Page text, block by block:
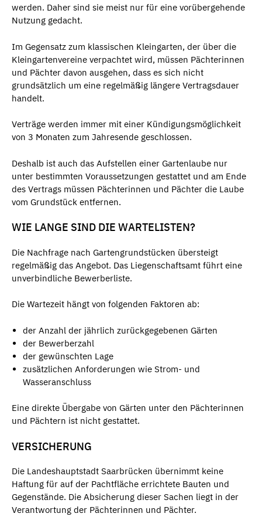
werden. Daher sind sie meist nur für eine vorübergehende
Nutzung gedacht.
Im Gegensatz zum klassischen Kleingarten, der über die
Kleingartenvereine verpachtet wird, müssen Pächterinnen
und Pächter davon ausgehen, dass es sich nicht
grundsätzlich um eine regelmäßig längere Vertragsdauer
handelt.
Verträge werden immer mit einer Kündigungsmöglichkeit
von 3 Monaten zum Jahresende geschlossen.
Deshalb ist auch das Aufstellen einer Gartenlaube nur
unter bestimmten Voraussetzungen gestattet und am Ende
des Vertrags müssen Pächterinnen und Pächter die Laube
vom Grundstück entfernen.
WIE LANGE SIND DIE WARTELISTEN?
Die Nachfrage nach Gartengrundstücken übersteigt
regelmäßig das Angebot. Das Liegenschaftsamt führt eine
unverbindliche Bewerberliste.
Die Wartezeit hängt von folgenden Faktoren ab:
der Anzahl der jährlich zurückgegebenen Gärten
der Bewerberzahl
der gewünschten Lage
zusätzlichen Anforderungen wie Strom- und
Wasseranschluss
Eine direkte Übergabe von Gärten unter den Pächterinnen
und Pächtern ist nicht gestattet.
VERSICHERUNG
Die Landeshauptstadt Saarbrücken übernimmt keine
Haftung für auf der Pachtfläche errichtete Bauten und
Gegenstände. Die Absicherung dieser Sachen liegt in der
Verantwortung der Pächterinnen und Pächter.